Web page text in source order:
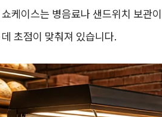
케이스는 병음료나 샌드위치 보관
초점이 맞춰져 있습니다.